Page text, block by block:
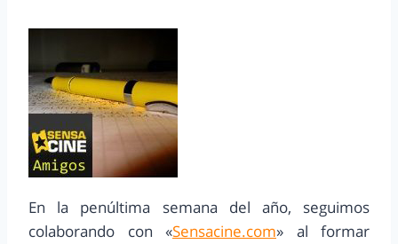
En la penúltima semana del año, seguimos
colaborando con «Sensacine.com» al formar